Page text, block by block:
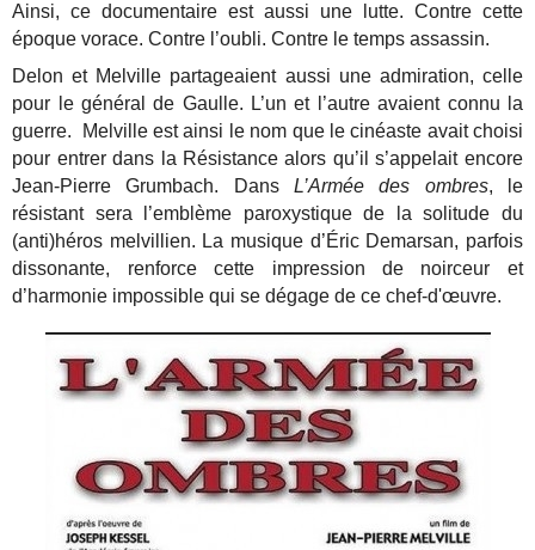
Ainsi, ce documentaire est aussi une lutte. Contre cette
époque vorace. Contre l’oubli. Contre le temps assassin.
Delon et Melville partageaient aussi une admiration, celle
pour le général de Gaulle. L’un et l’autre avaient connu la
guerre. Melville est ainsi le nom que le cinéaste avait choisi
pour entrer dans la Résistance alors qu’il s’appelait encore
Jean-Pierre Grumbach. Dans L’Armée des ombres, le
résistant sera l’emblème paroxystique de la solitude du
(anti)héros melvillien. La musique d’Éric Demarsan, parfois
dissonante, renforce cette impression de noirceur et
d’harmonie impossible qui se dégage de ce chef-d'œuvre.